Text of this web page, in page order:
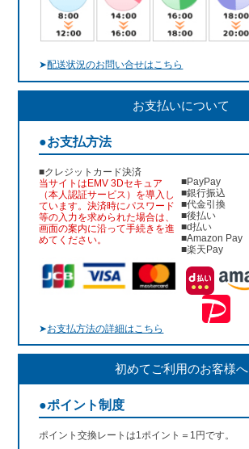
➤配送状況のお問い合せはこちら
お支払いについて
●お支払方法
■クレジットカード決済
当サイトはEMV 3Dセキュア
（本人認証サービス）を導入し
ています。決済時にパスワード
等の入力を求められた場合は、
画面の案内に沿って手続きを進
めてください。
■PayPay
■銀行振込
■代金引換
■後払い
■d払い
■Amazon Pay
■楽天Pay
➤お支払方法の詳細はこちら
初めてご利用のお客様へ
●ポイント制度
ポイント交換レートは1ポイント＝1円です。